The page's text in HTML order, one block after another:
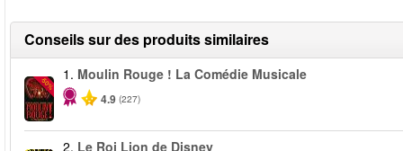
Conseils sur des produits similaires
-50%
1. Moulin Rouge ! La Comédie Musicale
4.9 (227)
2. Le Roi Lion de Disney